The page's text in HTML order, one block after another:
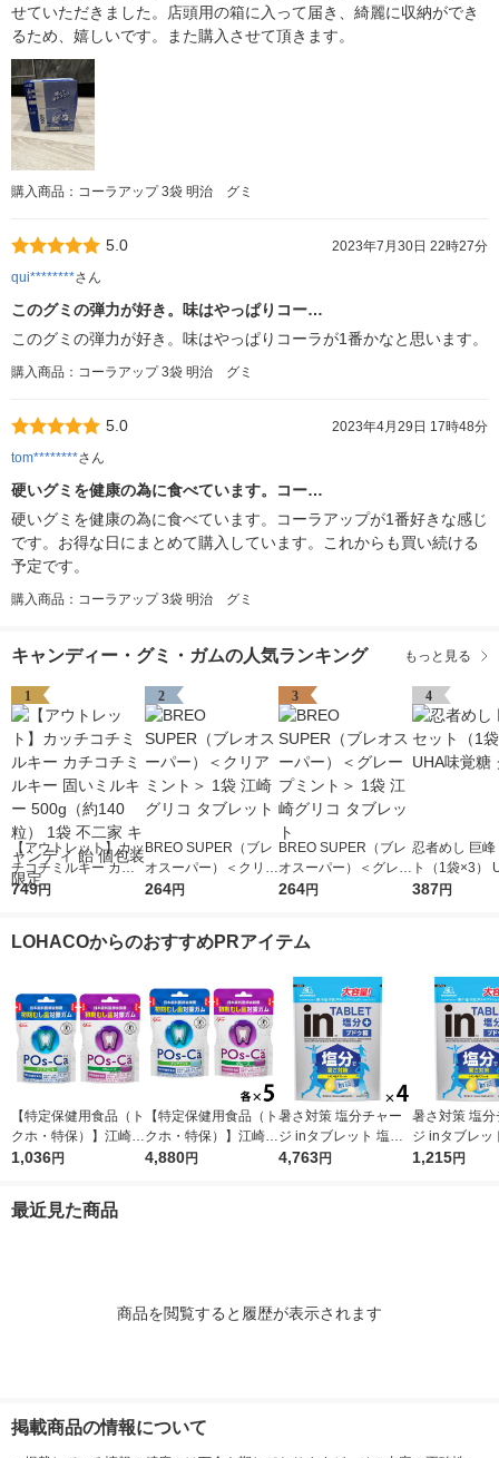
せていただきました。店頭用の箱に入って届き、綺麗に収納ができ
るため、嬉しいです。また購入させて頂きます。
購入商品：コーラアップ 3袋 明治 グミ
5.0
2023年7月30日 22時27分
qui********さん
このグミの弾力が好き。味はやっぱりコー…
このグミの弾力が好き。味はやっぱりコーラが1番かなと思います。
購入商品：コーラアップ 3袋 明治 グミ
5.0
2023年4月29日 17時48分
tom********さん
硬いグミを健康の為に食べています。コー…
硬いグミを健康の為に食べています。コーラアップが1番好きな感じ
です。お得な日にまとめて購入しています。これからも買い続ける
予定です。
購入商品：コーラアップ 3袋 明治 グミ
キャンディー・グミ・ガムの人気ランキング もっと見る
1
【アウトレット】カッ
チコチミルキー カチ
コチミルキー 固いミ
ンディ 飴 個包装 限定
749円
2
BREO SUPER（ブレ
オスーパー）＜クリア
ミント＞ 1袋 江崎グ
264円
3
BREO SUPER（ブレ
オスーパー）＜グレー
プミント＞ 1袋 江崎
264円
4
忍者めし 巨峰
ト（1袋×3）
覚糖 グミ
387円
LOHACOからのおすすめPRアイテム
【特定保健用食品（ト
クホ・特保）】江崎グ
リコ ポスカ 75g 2
初期むし歯対策ガム
1,036円
【特定保健用食品（ト
クホ・特保）】江崎グ
リコ ポスカ（POs-C
4,880円
暑さ対策 塩分チャー
ジ inタブレット 塩分
プラス 500g 1セット
4,763円
暑さ対策 塩分
ジ inタブレッ
プラス 500g
1,215円
最近見た商品
商品を閲覧すると履歴が表示されます
掲載商品の情報について